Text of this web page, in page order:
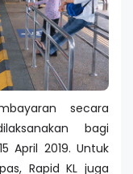
secara
bagi
April 2019. Untuk
Rapid KL juga